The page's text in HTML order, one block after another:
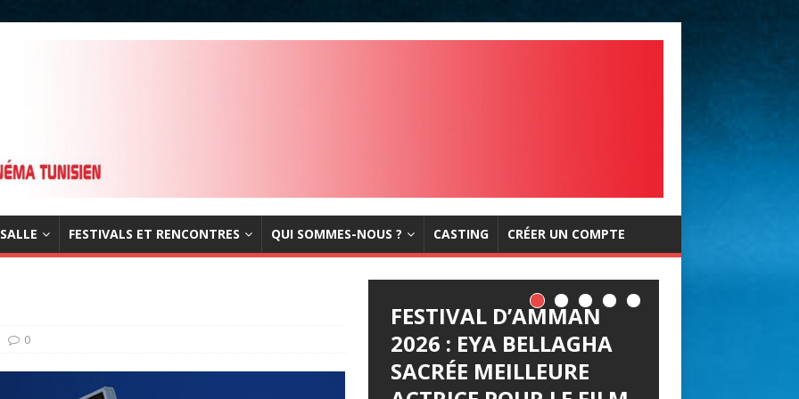
FESTIVALS ET RENCONTRES QUI SOMMES-NOUS ? CASTING CRÉER UN COMPTE
0
FESTIVAL D’AMMAN
2026 : EYA BELLAGHA
SACRÉE MEILLEURE